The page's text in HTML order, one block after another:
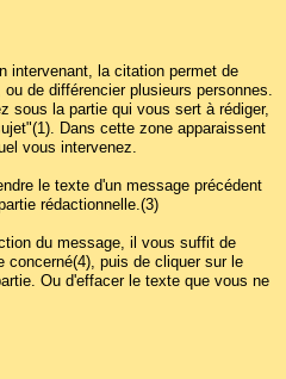
intervenant, la citation permet de
de différencier plusieurs personnes.
sous la partie qui vous sert à rédiger,
Dans cette zone apparaissent
vous intervenez.
le texte d'un message précédent
rédactionnelle.(3)
du message, il vous suffit de
puis de cliquer sur le
Ou d'effacer le texte que vous ne